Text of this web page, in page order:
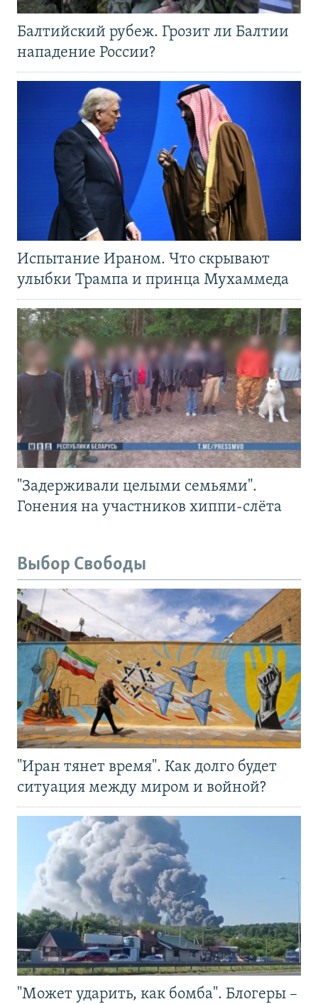
Балтийский рубеж. Грозит ли Балтии
нападение России?
Испытание Ираном. Что скрывают
улыбки Трампа и принца Мухаммеда
"Задерживали целыми семьями".
Гонения на участников хиппи-слёта
Выбор Свободы
"Иран тянет время". Как долго будет
ситуация между миром и войной?
"Может ударить, как бомба". Блогеры –